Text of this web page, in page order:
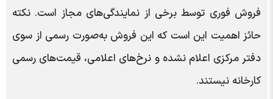
فروش فوری توسط برخی از نمایندگی‌های مجاز است. نکته
حائز اهمیت این است که این فروش به‌صورت رسمی از سوی
دفتر مرکزی اعلام نشده و نرخ‌های اعلامی، قیمت‌های رسمی
کارخانه نیستند.